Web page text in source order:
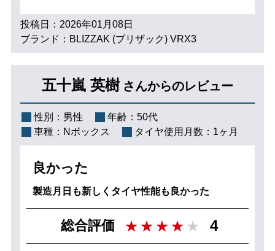
投稿日：2026年01月08日
ブランド：BLIZZAK (ブリザック) VRX3
五十嵐 英樹 さんからのレビュー
性別： 男性 年齢： 50代
車種： Nボックス タイヤ使用月数： 1ヶ月
良かった
製造月日も新しくタイヤ性能も良かった
総合評価 4